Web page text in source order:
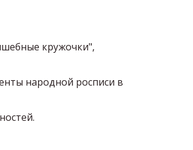
кружочки",
народной росписи в